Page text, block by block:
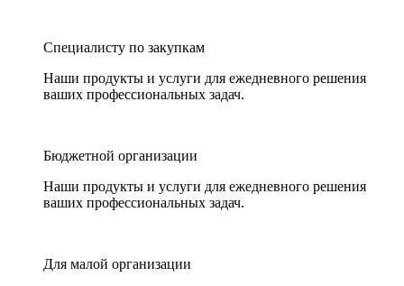
Специалисту по закупкам
Наши продукты и услуги для ежедневного решения
ваших профессиональных задач.
Бюджетной организации
Наши продукты и услуги для ежедневного решения
ваших профессиональных задач.
Для малой организации